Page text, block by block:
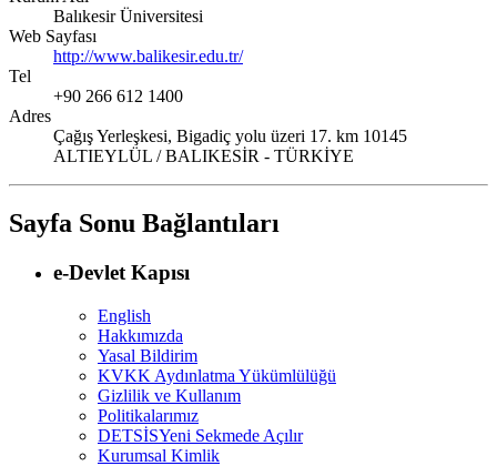
Balıkesir Üniversitesi
Web Sayfası
http://www.balikesir.edu.tr/
Tel
+90 266 612 1400
Adres
Çağış Yerleşkesi, Bigadiç yolu üzeri 17. km 10145
ALTIEYLÜL / BALIKESİR - TÜRKİYE
Sayfa Sonu Bağlantıları
e-Devlet Kapısı
English
Hakkımızda
Yasal Bildirim
KVKK Aydınlatma Yükümlülüğü
Gizlilik ve Kullanım
Politikalarımız
DETSİSYeni Sekmede Açılır
Kurumsal Kimlik